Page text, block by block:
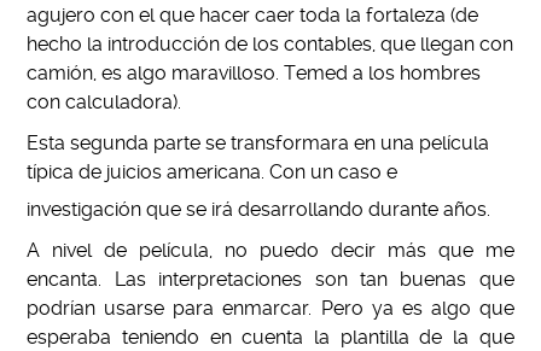
agujero con el que hacer caer toda la fortaleza (de
hecho la introducción de los contables, que llegan con
camión, es algo maravilloso. Temed a los hombres
con calculadora).
Esta segunda parte se transformara en una película
típica de juicios americana. Con un caso e
investigación que se irá desarrollando durante años.
A nivel de película, no puedo decir más que me
encanta. Las interpretaciones son tan buenas que
podrían usarse para enmarcar. Pero ya es algo que
esperaba teniendo en cuenta la plantilla de la que